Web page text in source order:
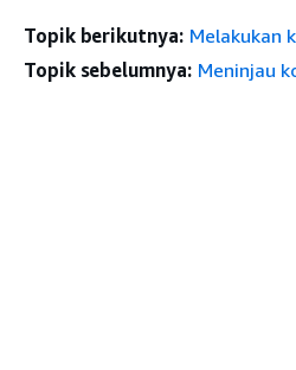
Topik berikutnya: Melakukan
Topik sebelumnya: Meninjau